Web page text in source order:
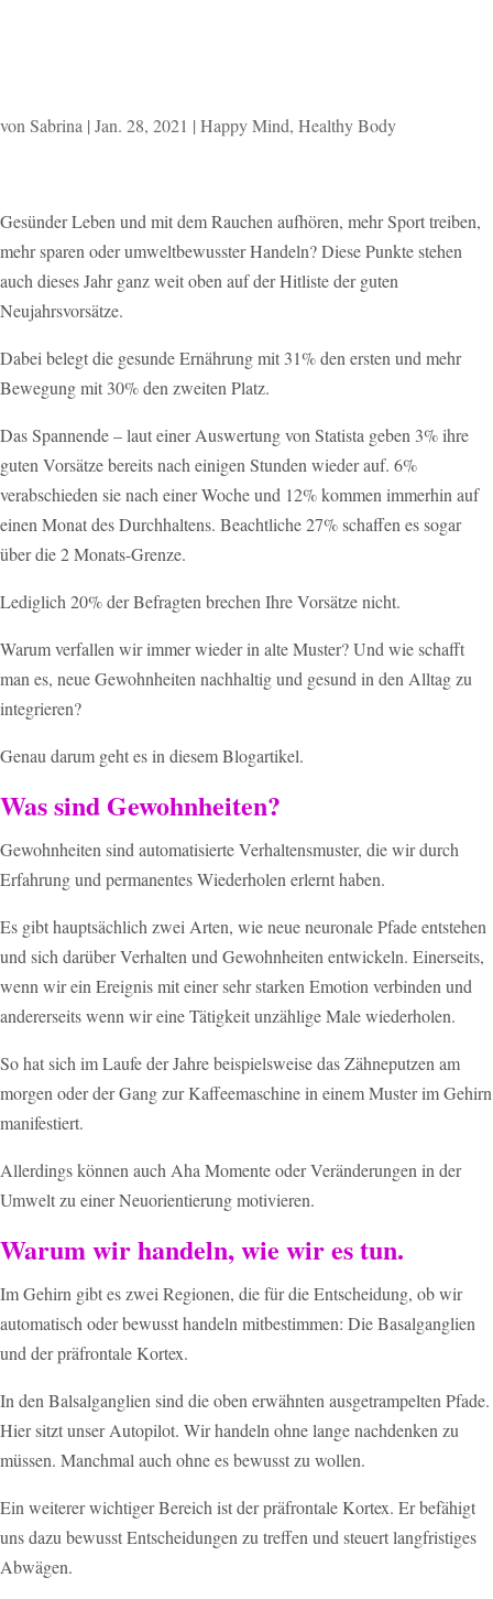
von Sabrina | Jan. 28, 2021 | Happy Mind, Healthy Body
Gesünder Leben und mit dem Rauchen aufhören, mehr Sport treiben,
mehr sparen oder umweltbewusster Handeln? Diese Punkte stehen
auch dieses Jahr ganz weit oben auf der Hitliste der guten
Neujahrsvorsätze.
Dabei belegt die gesunde Ernährung mit 31% den ersten und mehr
Bewegung mit 30% den zweiten Platz.
Das Spannende – laut einer Auswertung von Statista geben 3% ihre
guten Vorsätze bereits nach einigen Stunden wieder auf. 6%
verabschieden sie nach einer Woche und 12% kommen immerhin auf
einen Monat des Durchhaltens. Beachtliche 27% schaffen es sogar
über die 2 Monats-Grenze.
Lediglich 20% der Befragten brechen Ihre Vorsätze nicht.
Warum verfallen wir immer wieder in alte Muster? Und wie schafft
man es, neue Gewohnheiten nachhaltig und gesund in den Alltag zu
integrieren?
Genau darum geht es in diesem Blogartikel.
Was sind Gewohnheiten?
Gewohnheiten sind automatisierte Verhaltensmuster, die wir durch
Erfahrung und permanentes Wiederholen erlernt haben.
Es gibt hauptsächlich zwei Arten, wie neue neuronale Pfade entstehen
und sich darüber Verhalten und Gewohnheiten entwickeln. Einerseits,
wenn wir ein Ereignis mit einer sehr starken Emotion verbinden und
andererseits wenn wir eine Tätigkeit unzählige Male wiederholen.
So hat sich im Laufe der Jahre beispielsweise das Zähneputzen am
morgen oder der Gang zur Kaffeemaschine in einem Muster im Gehirn
manifestiert.
Allerdings können auch Aha Momente oder Veränderungen in der
Umwelt zu einer Neuorientierung motivieren.
Warum wir handeln, wie wir es tun.
Im Gehirn gibt es zwei Regionen, die für die Entscheidung, ob wir
automatisch oder bewusst handeln mitbestimmen: Die Basalganglien
und der präfrontale Kortex.
In den Balsalganglien sind die oben erwähnten ausgetrampelten Pfade.
Hier sitzt unser Autopilot. Wir handeln ohne lange nachdenken zu
müssen. Manchmal auch ohne es bewusst zu wollen.
Ein weiterer wichtiger Bereich ist der präfrontale Kortex. Er befähigt
uns dazu bewusst Entscheidungen zu treffen und steuert langfristiges
Abwägen.